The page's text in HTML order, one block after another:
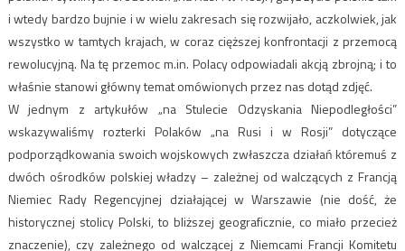
i wtedy bardzo bujnie i w wielu zakresach się rozwijało, aczkolwiek, jak
wszystko w tamtych krajach, w coraz cięższej konfrontacji z przemocą
rewolucyjną. Na tę przemoc m.in. Polacy odpowiadali akcją zbrojną; i to
właśnie stanowi główny temat omówionych przez nas dotąd zdjęć.
W jednym z artykułów „na Stulecie Odzyskania Niepodległości”
wskazywaliśmy rozterki Polaków „na Rusi i w Rosji” dotyczące
podporządkowania swoich wojskowych zwłaszcza działań któremuś z
dwóch ośrodków polskiej władzy – zależnej od walczących z Francją
Niemiec Rady Regencyjnej działającej w Warszawie (nie dość, że
historycznej stolicy Polski, to bliższej geograficznie, co miało przecież
znaczenie), czy zależnego od walczącej z Niemcami Francji Komitetu